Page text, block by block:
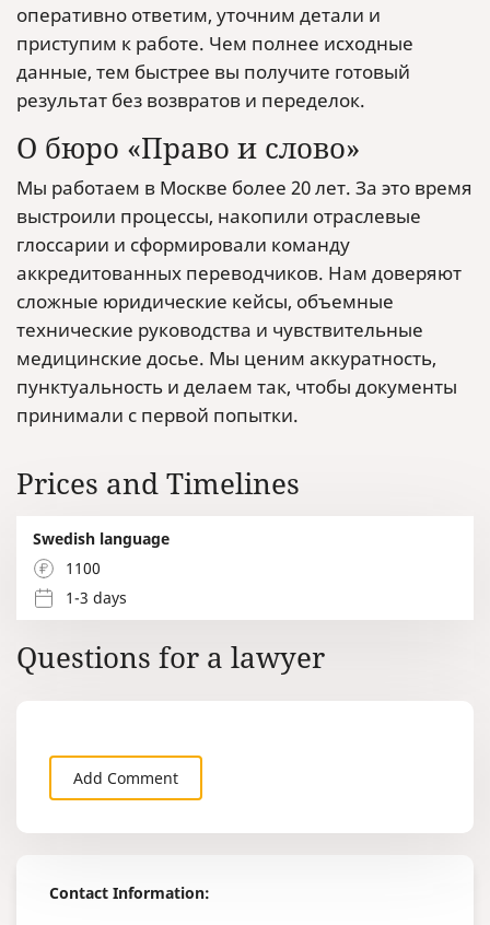
Contact Information:
оперативно ответим, уточним детали и
приступим к работе. Чем полнее исходные
данные, тем быстрее вы получите готовый
результат без возвратов и переделок.
О бюро «Право и слово»
Мы работаем в Москве более 20 лет. За это время
выстроили процессы, накопили отраслевые
глоссарии и сформировали команду
аккредитованных переводчиков. Нам доверяют
сложные юридические кейсы, объемные
технические руководства и чувствительные
медицинские досье. Мы ценим аккуратность,
пунктуальность и делаем так, чтобы документы
принимали с первой попытки.
Prices and Timelines
Swedish language
1100
1-3 days
Questions for a lawyer
Add Comment